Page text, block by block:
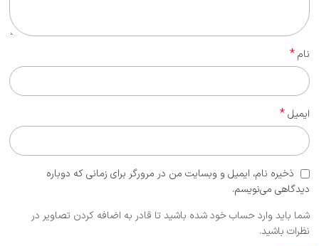
نام*
ایمیل*
ذخیره نام، ایمیل و وبسایت من در مرورگر برای زمانی که دوباره
دیدگاهی می‌نویسم.
شما باید وارد حساب خود شده باشید تا قادر به اضافه کردن تصاویر در
نظرات باشید.